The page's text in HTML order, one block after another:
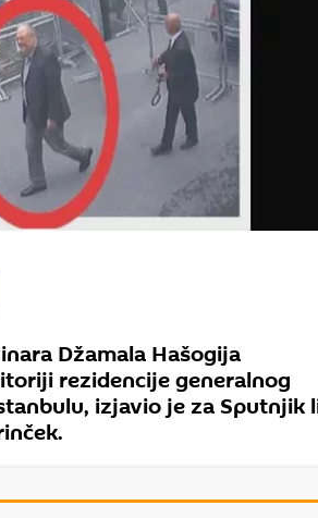
Džamala Hašogija
rezidencije generalnog
izjavio je za Sputnjik